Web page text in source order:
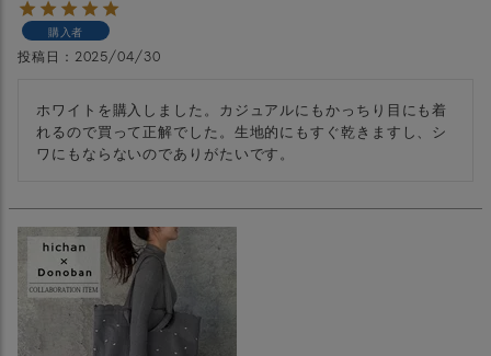
購入者
投稿日 2025/04/30
ホワイトを購入しました。カジュアルにもかっちり目にも着
れるので買って正解でした。生地的にもすぐ乾きますし、シ
ワにもならないのでありがたいです。